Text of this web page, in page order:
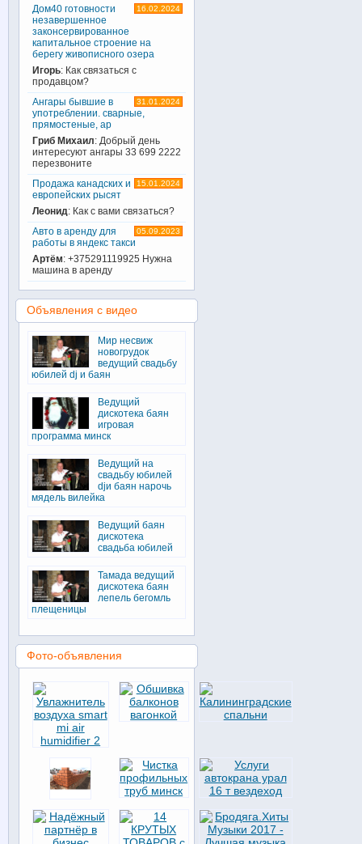
16.02.2024
Дом40 готовности
незавершенное
законсервированное
капитальное строение на
берегу живописного озера
Игорь: Как связаться с
продавцом?
31.01.2024
Ангары бывшие в
употреблении. сварные,
прямостеные, ар
Гриб Михаил: Добрый день
интересуют ангары 33 699 2222
перезвоните
15.01.2024
Продажа канадских и
европейских рысят
Леонид: Как с вами связаться?
05.09.2023
Авто в аренду для
работы в яндекс такси
Артём: +375291119925 Нужна
машина в аренду
Объявления с видео
Мир несвиж
новогрудок
ведущий свадьбу
юбилей dj и баян
Ведущий
дискотека баян
игровая
программа минск
Ведущий на
свадьбу юбилей
djи баян нарочь
мядель вилейка
Ведущий баян
дискотека
свадьба юбилей
Тамада ведущий
дискотека баян
лепель бегомль
плещеницы
Фото-объявления